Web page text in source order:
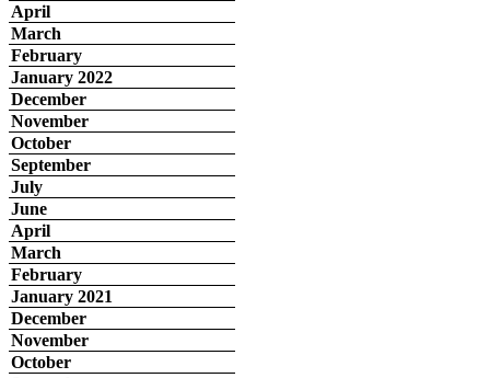
April
March
February
January 2022
December
November
October
September
July
June
April
March
February
January 2021
December
November
October